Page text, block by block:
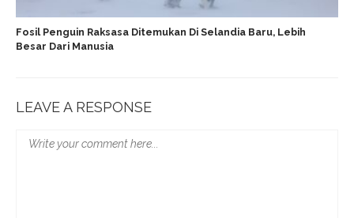
Fosil Penguin Raksasa Ditemukan Di Selandia Baru, Lebih
Besar Dari Manusia
LEAVE A RESPONSE